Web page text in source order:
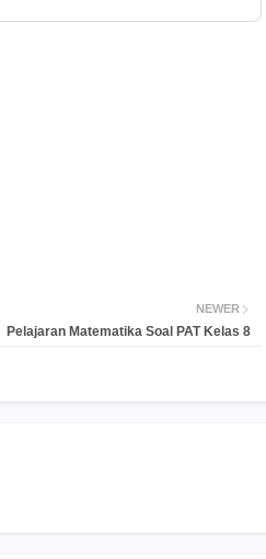
NEWER
Pelajaran Matematika Soal PAT Kelas 8